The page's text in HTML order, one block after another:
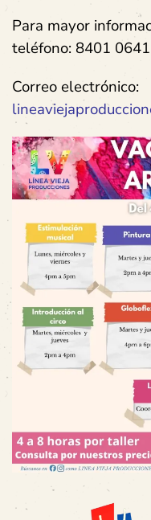
Para mayor
teléfono: 8401
Correo electrónico: